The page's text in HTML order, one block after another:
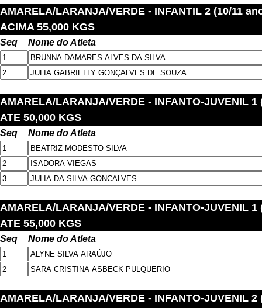
AMARELA/LARANJA/VERDE - INFANTIL 2 (10/11
ACIMA 55,000 KGS
Seq Nome do Atleta
AMARELA/LARANJA/VERDE - INFANTO-JUVENIL 1
ATE 50,000 KGS
Seq Nome do Atleta
AMARELA/LARANJA/VERDE - INFANTO-JUVENIL 1
ATE 55,000 KGS
Seq Nome do Atleta
AMARELA/LARANJA/VERDE - INFANTO-JUVENIL 2